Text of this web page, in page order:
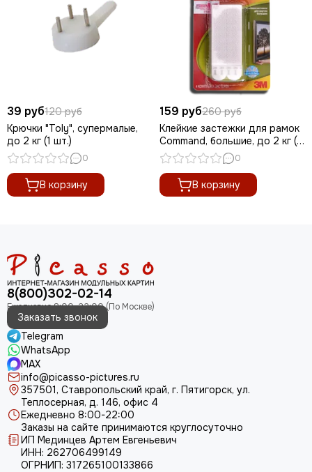
39 руб120 руб
Крючки "Toly", супермалые,
до 2 кг (1 шт.)
0
В корзину
159 руб260 руб
Клейкие застежки для рамок
Command, большие, до 2 кг (1
шт.)
0
В корзину
8(800)302-02-14
Заказать звонок
Telegram
WhatsApp
MAX
info@picasso-pictures.ru
357501, Ставропольский край, г. Пятигорск, ул.
Теплосерная, д. 146, офис 4
Ежедневно 8:00-22:00
Заказы на сайте принимаются круглосуточно
ИП Мединцев Артем Евгеньевич
ИНН: 262706499149
ОГРНИП: 317265100133866